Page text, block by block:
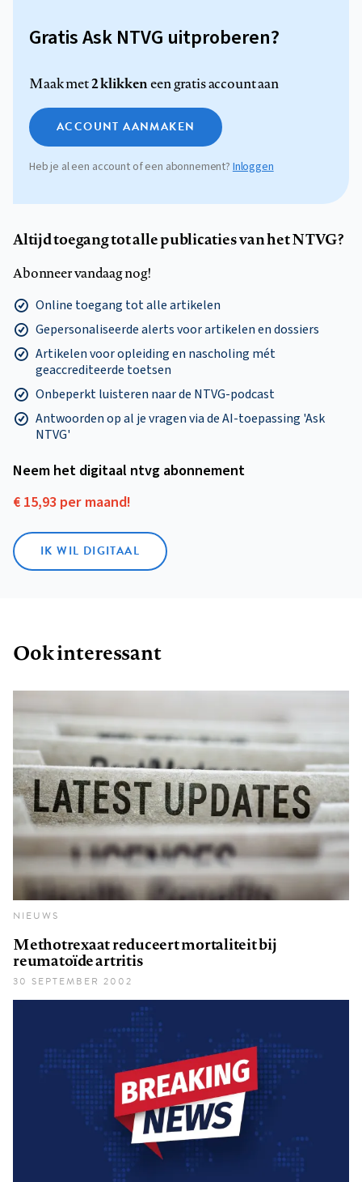
Gratis Ask NTVG uitproberen?
Maak met2 klikkeneen gratis account aan
ACCOUNT AANMAKEN
Heb je al een account of een abonnement? Inloggen
Altijd toegang tot alle publicaties van het NTVG?
Abonneer vandaag nog!
Online toegang tot alle artikelen
Gepersonaliseerde alerts voor artikelen en dossiers
Artikelen voor opleiding en nascholing mét
geaccrediteerde toetsen
Onbeperkt luisteren naar de NTVG-podcast
Antwoorden op al je vragen via de AI-toepassing 'Ask
NTVG'
Neem het digitaal ntvg abonnement
€ 15,93 per maand!
IK WIL DIGITAAL
Ook interessant
NIEUWS
Methotrexaat reduceert mortaliteit bij
reumatoïde artritis
30 SEPTEMBER 2002